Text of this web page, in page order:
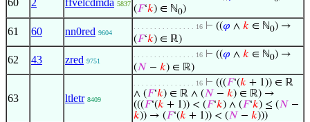
60 2 ffvelcdmda 5837 (𝐹‘𝑘) ∈ ℕ0)
61 60 nn0red 9604
. . . . . . . . . . . . . . . 16 ⊢ ((𝜑 ∧ 𝑘 ∈ ℕ0) →
(𝐹‘𝑘) ∈ ℝ)
62 43 zred 9751
. . . . . . . . . . . . . . . 16 ⊢ ((𝜑 ∧ 𝑘 ∈ ℕ0) →
(𝑁 − 𝑘) ∈ ℝ)
63 ltletr 8409
. . . . . . . . . . . . . . . 16 ⊢ (((𝐹‘(𝑘 + 1)) ∈ ℝ
∧ (𝐹‘𝑘) ∈ ℝ ∧ (𝑁 − 𝑘) ∈ ℝ) →
(((𝐹‘(𝑘 + 1)) < (𝐹‘𝑘) ∧ (𝐹‘𝑘) ≤ (𝑁 −
𝑘)) → (𝐹‘(𝑘 + 1)) < (𝑁 − 𝑘)))